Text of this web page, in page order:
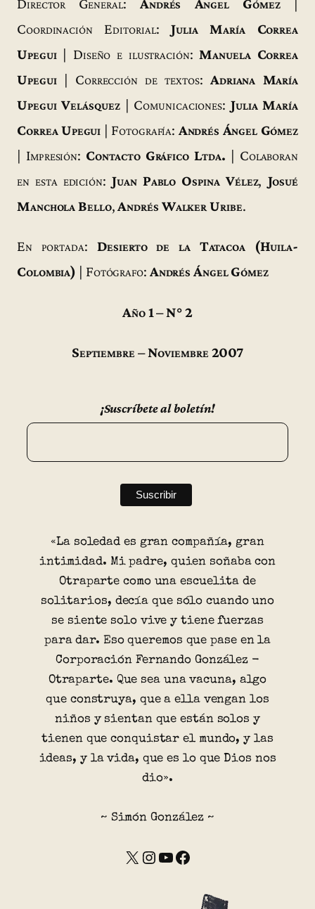
Director General: Andrés Ángel Gómez|
Coordinación Editorial:Julia María Correa
Upegui| Diseño e ilustración:Manuela Correa
Upegui| Corrección de textos: Adriana María
Upegui Velásquez| Comunicaciones: Julia María
Correa Upegui | Fotografía: Andrés Ángel Gómez
| Impresión: Contacto Gráfico Ltda. | Colaboran
en esta edición:Juan Pablo Ospina Vélez, Josué
Manchola Bello,Andrés Walker Uribe.
En portada: Desierto de la Tatacoa (Huila-
Colombia) | Fotógrafo: Andrés Ángel Gómez
Año 1 – N° 2
Septiembre – Noviembre 2007
¡Suscríbete al boletín!
«La soledad es gran compañía, gran
intimidad. Mi padre, quien soñaba con
Otraparte como una escuelita de
solitarios, decía que sólo cuando uno
se siente solo vive y tiene fuerzas
para dar. Eso queremos que pase en la
Corporación Fernando González -
Otraparte. Que sea una vacuna, algo
que construya, que a ella vengan los
niños y sientan que están solos y
tienen que conquistar el mundo, y las
ideas, y la vida, que es lo que Dios nos
dio».
~ Simón González ~
X Instagram YouTube Facebook